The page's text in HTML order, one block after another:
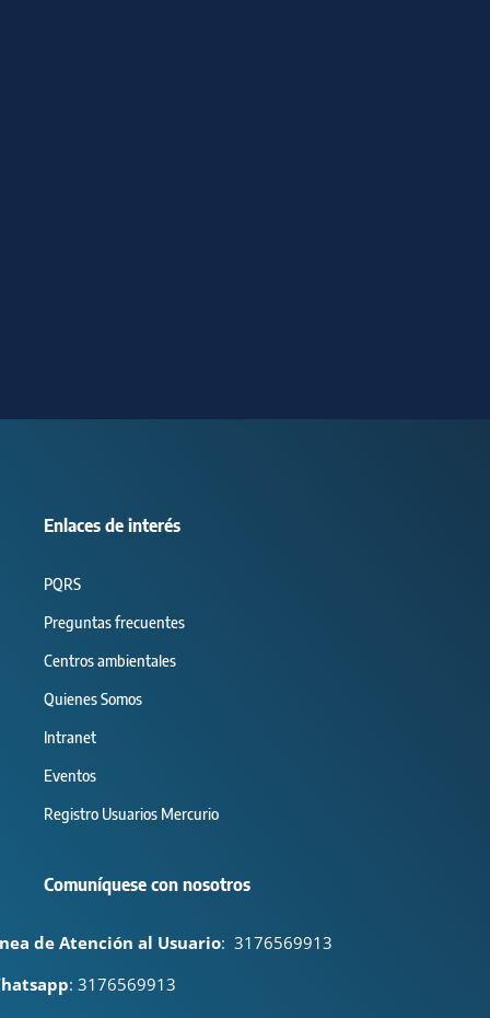
Enlaces de interés
PQRS
Preguntas frecuentes
Centros ambientales
Quienes Somos
Intranet
Eventos
Registro Usuarios Mercurio
Comuníquese con nosotros
de Atención al Usuario: 3176569913
: 3176569913